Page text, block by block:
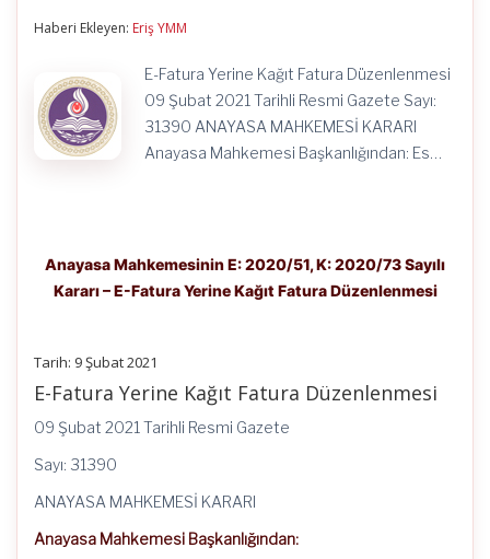
Yerine
Kağıt
Fatura
Düzenlenmesi
için
Haberi Ekleyen: Eriş YMM
E-Fatura Yerine Kağıt Fatura Düzenlenmesi
09 Şubat 2021 Tarihli Resmi Gazete Sayı:
31390 ANAYASA MAHKEMESİ KARARI
Anayasa Mahkemesi Başkanlığından: Es…
Anayasa Mahkemesinin E: 2020/51, K: 2020/73 Sayılı
Kararı – E-Fatura Yerine Kağıt Fatura Düzenlenmesi
Tarih: 9 Şubat 2021
E-Fatura Yerine Kağıt Fatura Düzenlenmesi
09 Şubat 2021 Tarihli Resmi Gazete
Sayı: 31390
ANAYASA MAHKEMESİ KARARI
Anayasa Mahkemesi Başkanlığından: